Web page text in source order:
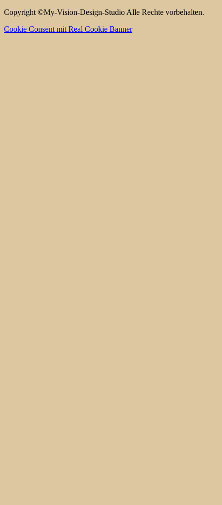
Copyright ©My-Vision-Design-Studio Alle Rechte vorbehalten.
Cookie Consent mit Real Cookie Banner